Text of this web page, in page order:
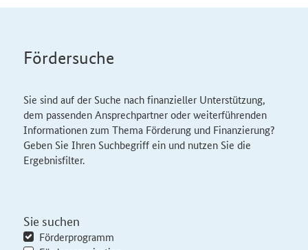
Fördersuche
Sie sind auf der Suche nach finanzieller Unterstützung,
dem passenden Ansprechpartner oder weiterführenden
Informationen zum Thema Förderung und Finanzierung?
Geben Sie Ihren Suchbegriff ein und nutzen Sie die
Ergebnisfilter.
Sie suchen
Förderprogramm